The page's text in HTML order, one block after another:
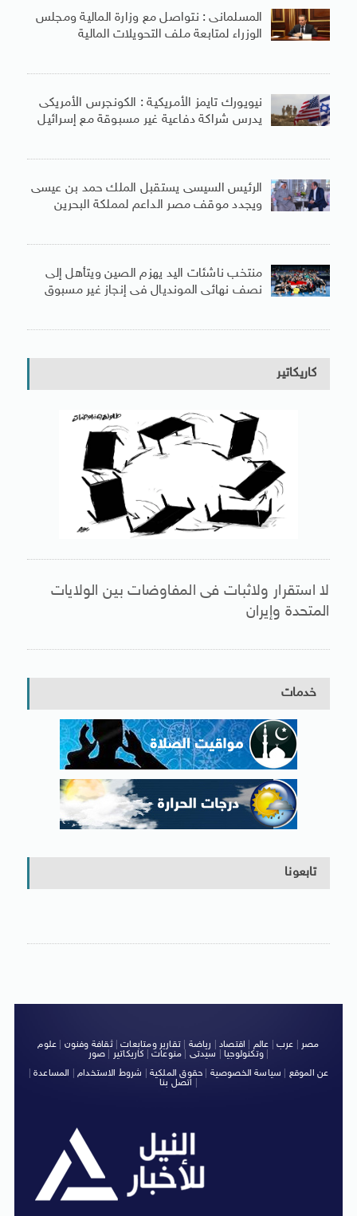
المسلمانى : نتواصل مع وزارة المالية ومجلس
الوزراء لمتابعة ملف التحويلات المالية
نيويورك تايمز الأمريكية : الكونجرس الأمريكى
يدرس شراكة دفاعية غير مسبوقة مع إسرائيل
الرئيس السيسى يستقبل الملك حمد بن عيسى
ويجدد موقف مصر الداعم لمملكة البحرين
منتخب ناشئات اليد يهزم الصين ويتأهل إلى
نصف نهائى المونديال فى إنجاز غير مسبوق
كاريكاتير
لا استقرار ولاثبات فى المفاوضات بين الولايات
المتحدة وإيران
خدمات
تابعونا
مصر عرب عالم اقتصاد رياضة |تقارير ومتابعات|ثقافة وفنون
علوم
وتكنولوجيا| سيدتى منوعات كاريكاتير صور
|
عن الموقع
سياسة الخصوصية حقوق الملكية شروط الاستخدام| المساعدة|
اتصل بنا